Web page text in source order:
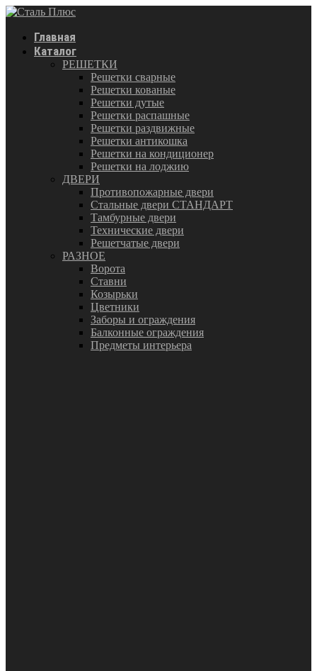
Главная
Каталог
РЕШЕТКИ
Решетки сварные
Решетки кованые
Решетки дутые
Решетки распашные
Решетки раздвижные
Решетки антикошка
Решетки на кондиционер
Решетки на лоджию
ДВЕРИ
Противопожарные двери
Стальные двери СТАНДАРТ
Тамбурные двери
Технические двери
Решетчатые двери
РАЗНОЕ
Ворота
Ставни
Козырьки
Цветники
Заборы и ограждения
Балконные ограждения
Предметы интерьера